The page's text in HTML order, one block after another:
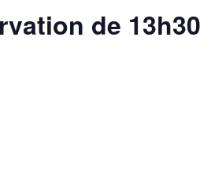
de 13h30